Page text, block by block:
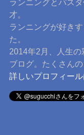
ランニングとパス
才。
ランニングが好き
た。
2014年2月、人生
ブログ。たくさん
詳しいプロフィー